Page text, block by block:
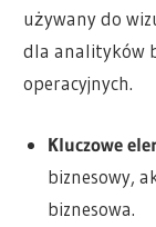
używany do
dla analityków
operacyjnych.
Kluczowe
biznesowy,
biznesowa.